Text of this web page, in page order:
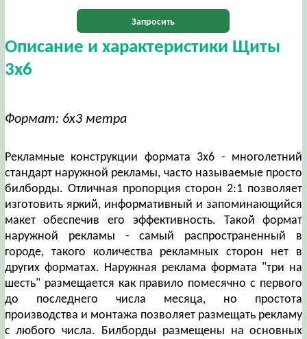
Запросить
Описание и характеристики Щиты
3х6
Формат: 6х3 метра
Рекламные конструкции формата 3х6 - многолетний
стандарт наружной рекламы, часто называемые просто
билборды. Отличная пропорция сторон 2:1 позволяет
изготовить яркий, информативный и запоминающийся
макет обеспечив его эффективность. Такой формат
наружной рекламы - самый распространенный в
городе, такого количества рекламных сторон нет в
других форматах. Наружная реклама формата "три на
шесть" размещается как правило помесячно с первого
до последнего числа месяца, но простота
производства и монтажа позволяет размещать рекламу
с любого числа. Билборды размещены на основных